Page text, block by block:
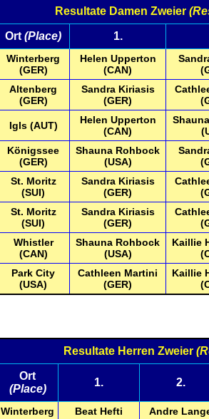
Resultate Damen Zweier
Ort (Place) 1.
Winterberg
(GER)
Helen Upperton
(CAN)
Altenberg
(GER)
Sandra Kiriasis
(GER)
Igls (AUT)
Helen Upperton
(CAN)
Königssee
(GER)
Shauna Rohbock
(USA)
St. Moritz
(SUI)
Sandra Kiriasis
(GER)
St. Moritz
(SUI)
Sandra Kiriasis
(GER)
Whistler
(CAN)
Shauna Rohbock
(USA)
Kaillie
Park City
(USA)
Cathleen Martini
(GER)
Kaillie
Resultate Herren Zweier
Ort
(Place)
1. 2.
Winterberg
Beat Hefti
Andre